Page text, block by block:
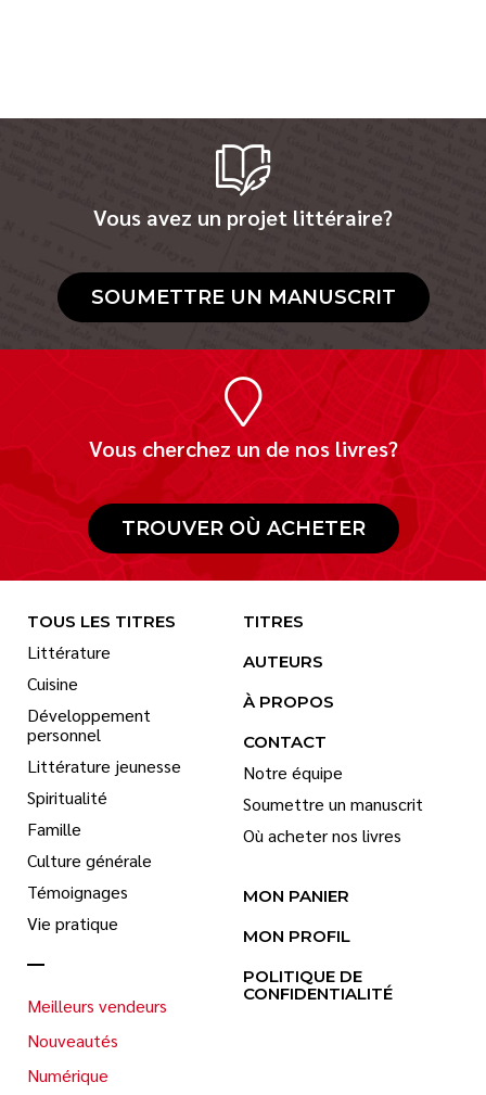
Vous avez un projet littéraire?
SOUMETTRE UN MANUSCRIT
Vous cherchez un de nos livres?
TROUVER OÙ ACHETER
TOUS LES TITRES
Littérature
Cuisine
Développement
personnel
Littérature jeunesse
Spiritualité
Famille
Culture générale
Témoignages
Vie pratique
Meilleurs vendeurs
Nouveautés
Numérique
TITRES
AUTEURS
À PROPOS
CONTACT
Notre équipe
Soumettre un manuscrit
Où acheter nos livres
MON PANIER
MON PROFIL
POLITIQUE DE
CONFIDENTIALITÉ